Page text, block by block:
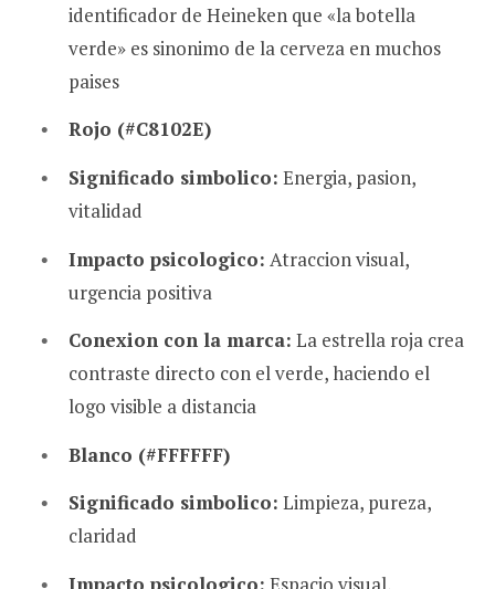
identificador de Heineken que «la botella
verde» es sinonimo de la cerveza en muchos
paises
Rojo (#C8102E)
Significado simbolico: Energia, pasion,
vitalidad
Impacto psicologico: Atraccion visual,
urgencia positiva
Conexion con la marca: La estrella roja crea
contraste directo con el verde, haciendo el
logo visible a distancia
Blanco (#FFFFFF)
Significado simbolico: Limpieza, pureza,
claridad